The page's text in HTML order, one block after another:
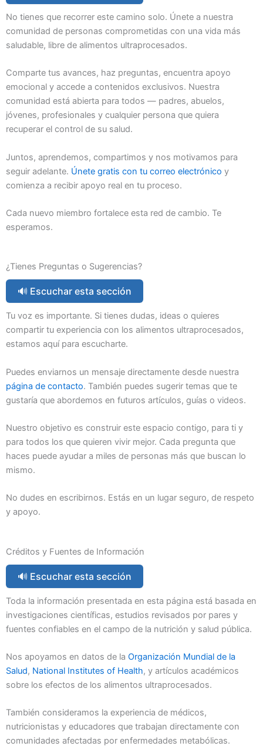
No tienes que recorrer este camino solo. Únete a nuestra
comunidad de personas comprometidas con una vida más
saludable, libre de alimentos ultraprocesados.
Comparte tus avances, haz preguntas, encuentra apoyo
emocional y accede a contenidos exclusivos. Nuestra
comunidad está abierta para todos — padres, abuelos,
jóvenes, profesionales y cualquier persona que quiera
recuperar el control de su salud.
Juntos, aprendemos, compartimos y nos motivamos para
seguir adelante. Únete gratis con tu correo electrónico y
comienza a recibir apoyo real en tu proceso.
Cada nuevo miembro fortalece esta red de cambio. Te
esperamos.
¿Tienes Preguntas o Sugerencias?
🔊 Escuchar esta sección
Tu voz es importante. Si tienes dudas, ideas o quieres
compartir tu experiencia con los alimentos ultraprocesados,
estamos aquí para escucharte.
Puedes enviarnos un mensaje directamente desde nuestra
página de contacto. También puedes sugerir temas que te
gustaría que abordemos en futuros artículos, guías o videos.
Nuestro objetivo es construir este espacio contigo, para ti y
para todos los que quieren vivir mejor. Cada pregunta que
haces puede ayudar a miles de personas más que buscan lo
mismo.
No dudes en escribirnos. Estás en un lugar seguro, de respeto
y apoyo.
Créditos y Fuentes de Información
🔊 Escuchar esta sección
Toda la información presentada en esta página está basada en
investigaciones científicas, estudios revisados por pares y
fuentes confiables en el campo de la nutrición y salud pública.
Nos apoyamos en datos de la Organización Mundial de la
Salud, National Institutes of Health, y artículos académicos
sobre los efectos de los alimentos ultraprocesados.
También consideramos la experiencia de médicos,
nutricionistas y educadores que trabajan directamente con
comunidades afectadas por enfermedades metabólicas.